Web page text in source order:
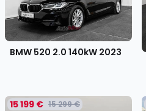
BMW 520 2.0 140kW 2023
15 199 € 15 299 €